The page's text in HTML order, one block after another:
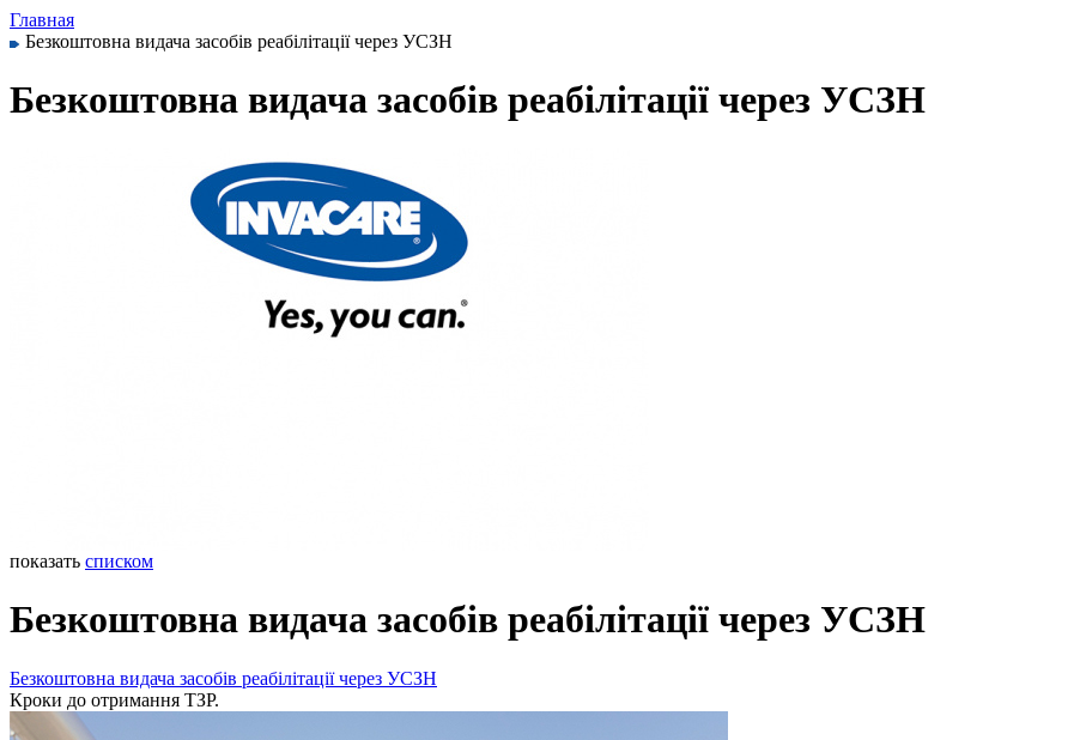
Главная
Безкоштовна видача засобів реабілітації через УСЗН
Безкоштовна видача засобів реабілітації через УСЗН
показать списком
Безкоштовна видача засобів реабілітації через УСЗН
Безкоштовна видача засобів реабілітації через УСЗН
Кроки до отримання ТЗР.